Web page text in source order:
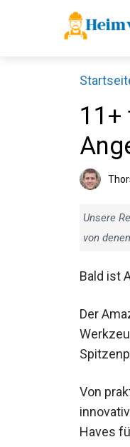
11+
Unsere
von
Bald ist
Der
Von
Haves